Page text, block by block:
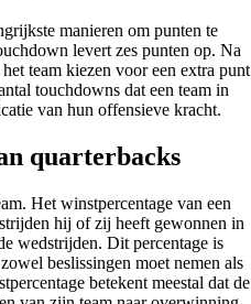
manieren om punten te
levert zes punten op. Na
team kiezen voor een extra punt
touchdowns dat een team in
van hun offensieve kracht.
quarterbacks
Het winstpercentage van een
hij of zij heeft gewonnen in
wedstrijden. Dit percentage is
beslissingen moet nemen als
betekent meestal dat de